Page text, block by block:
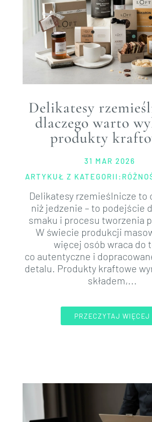
Delikatesy
dlaczego warto
produkty
31 MAR 2026
ARTYKUŁ Z KATEGORII:
Delikatesy rzemieślnicze to
niż jedzenie – to podejście
smaku i procesu tworzenia
W świecie produkcji
więcej osób wraca do
co autentyczne i
detalu. Produkty kraftowe
składem,...
PRZECZYTAJ WIĘCEJ